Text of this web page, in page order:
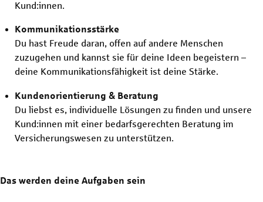
Kund:innen.
Kommunikationsstärke
Du hast Freude daran, offen auf andere Menschen
zuzugehen und kannst sie für deine Ideen begeistern –
deine Kommunikationsfähigkeit ist deine Stärke.
Kundenorientierung & Beratung
Du liebst es, individuelle Lösungen zu finden und unsere
Kund:innen mit einer bedarfsgerechten Beratung im
Versicherungswesen zu unterstützen.
Das werden deine Aufgaben sein